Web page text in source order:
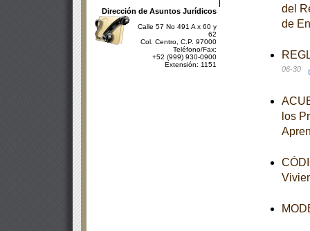
Dirección de Asuntos Jurídicos
Calle 57 No 491 A x 60 y
62
Col. Centro, C.P. 97000
Teléfono/Fax:
+52 (999) 930-0900
Extensión: 1151
del
de
06-30
los